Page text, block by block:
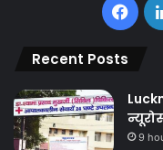
Recent Posts
9